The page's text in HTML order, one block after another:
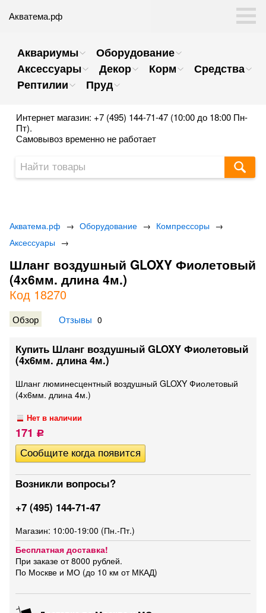
Акватема.рф
Аквариумы
Оборудование
Аксессуары
Декор Корм
Средства
Рептилии
Пруд
Интернет магазин: +7 (495) 144-71-47 (10:00 до 18:00 Пн-
Пт).
Самовывоз временно не работает
Акватема.рф → Оборудование → Компрессоры →
Аксессуары →
Шланг воздушный GLOXY Фиолетовый
(4х6мм. длина 4м.)
Код 18270
Обзор Отзывы 0
Купить Шланг воздушный GLOXY Фиолетовый
(4х6мм. длина 4м.)
Шланг люминесцентный воздушный GLOXY Фиолетовый
(4х6мм. длина 4м.)
Нет в наличии
171 Р
Возникли вопросы?
+7 (495) 144-71-47
Магазин: 10:00-19:00 (Пн.-Пт.)
Бесплатная доставка!
При заказе от 8000 рублей.
По Москве и МО (до 10 км от МКАД)